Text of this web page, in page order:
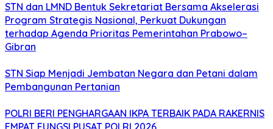
STN dan LMND Bentuk Sekretariat Bersama Akselerasi
Program Strategis Nasional, Perkuat Dukungan
terhadap Agenda Prioritas Pemerintahan Prabowo–
Gibran
STN Siap Menjadi Jembatan Negara dan Petani dalam
Pembangunan Pertanian
POLRI BERI PENGHARGAAN IKPA TERBAIK PADA RAKERNIS